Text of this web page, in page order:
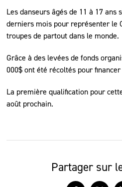
Les danseurs âgés de 11 à 17 ans
derniers mois pour représenter le
troupes de partout dans le monde.
Grâce à des levées de fonds
000$ ont été récoltés pour
La première qualification pour
août prochain.
Partager sur